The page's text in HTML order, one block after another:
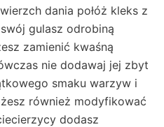
dania połóż kleks z
gulasz odrobiną
zamienić kwaśną
nie dodawaj jej zbyt
smaku warzyw i
również modyfikować
dodasz